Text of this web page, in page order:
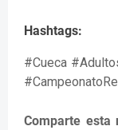
Hashtags:
#Cueca
Comparte esta